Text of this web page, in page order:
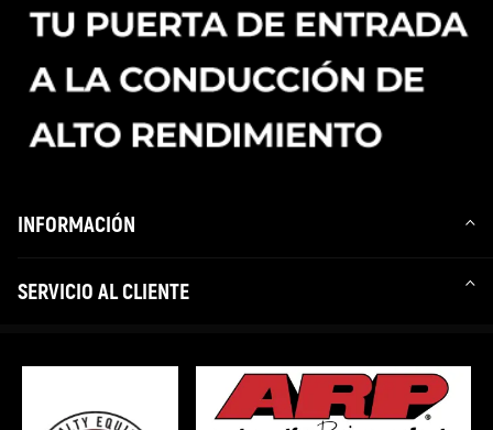
INFORMACIÓN
SERVICIO AL CLIENTE